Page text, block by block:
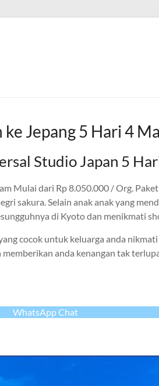
ke Jepang 5 Hari 4
Studio Japan 5
Mulai dari Rp 8.050.000 / Org.
sakura. Selain anak anak yang
di Kyoto dan menikmati
cocok untuk keluarga anda
anda kenangan tak
WhatsApp Chat